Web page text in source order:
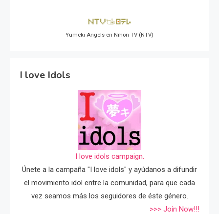
Yumeki Angels en Nihon TV (NTV)
I love Idols
I love idols campaign.
Únete a la campaña "I love idols" y ayúdanos a difundir
el movimiento idol entre la comunidad, para que cada
vez seamos más los seguidores de éste género.
>>> Join Now!!!